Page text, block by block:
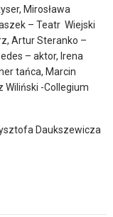
Mirosława
– Teatr Wiejski
Artur Steranko –
– aktor, Irena
tańca, Marcin
Wiliński -Collegium
Daukszewicza